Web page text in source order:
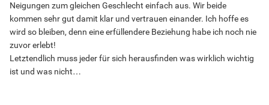
Neigungen zum gleichen Geschlecht einfach aus. Wir beide
kommen sehr gut damit klar und vertrauen einander. Ich hoffe es
wird so bleiben, denn eine erfüllendere Beziehung habe ich noch nie
zuvor erlebt!
Letztendlich muss jeder für sich herausfinden was wirklich wichtig
ist und was nicht…